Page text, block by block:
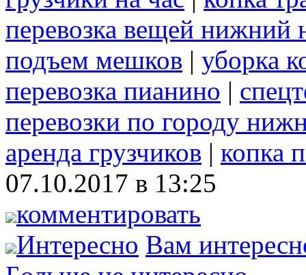
перевозка вещей нижний
подъем мешков | уборка
перевозка пианино |
перевозки по городу
аренда грузчиков | копка
07.10.2017 в 13:25
комментировать
Интересно Вам